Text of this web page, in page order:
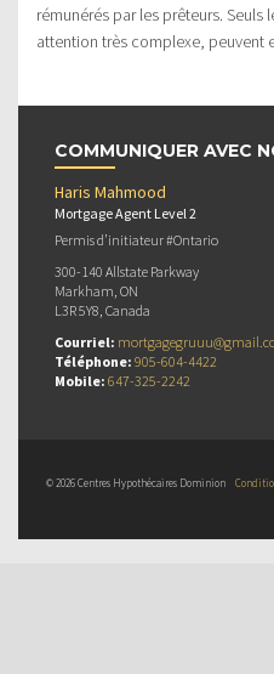
rémunérés par les prêteurs.
attention très complexe, peuvent
COMMUNIQUER AVEC
Haris Mahmood
Mortgage Agent Level 2
Permis d’initiateur #Ontario
300-140 Allstate Parkway
Markham, ON
L3R 5Y8, Canada
Courriel:
Téléphone: 905-604-4422
Mobile: 647-325-2242
© 2026 Centres Hypothécaires Dominion